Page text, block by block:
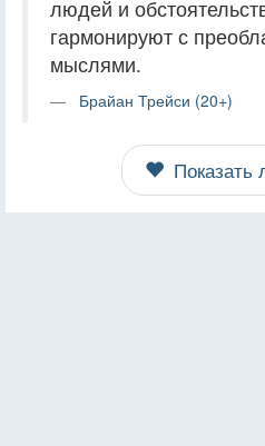
людей и
гармонируют с
мыслями.
Брайан Трейси (20+)
Показать